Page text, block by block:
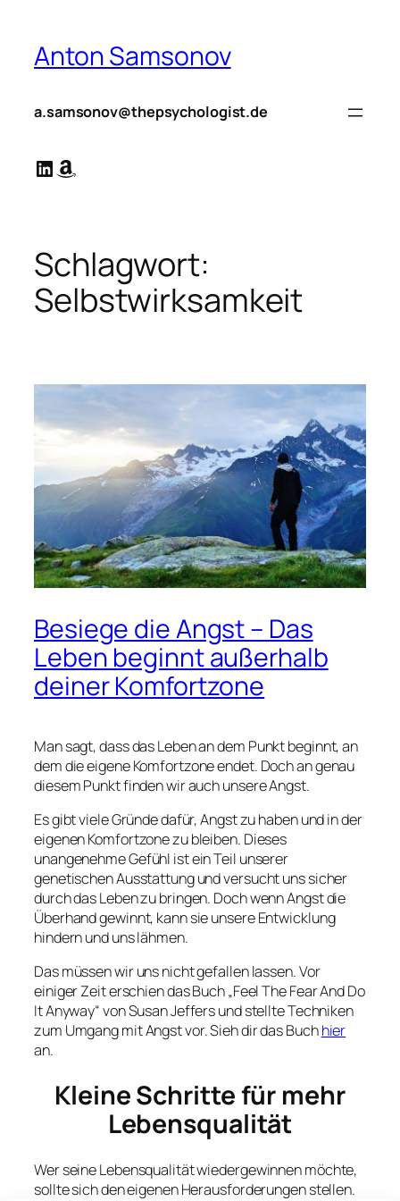
springen
Anton Samsonov
a.samsonov@thepsychologist.de
LinkedIn
Amazon
Schlagwort:
Selbstwirksamkeit
Besiege die Angst – Das
Leben beginnt außerhalb
deiner Komfortzone
Man sagt, dass das Leben an dem Punkt beginnt, an
dem die eigene Komfortzone endet. Doch an genau
diesem Punkt finden wir auch unsere Angst.
Es gibt viele Gründe dafür, Angst zu haben und in der
eigenen Komfortzone zu bleiben. Dieses
unangenehme Gefühl ist ein Teil unserer
genetischen Ausstattung und versucht uns sicher
durch das Leben zu bringen. Doch wenn Angst die
Überhand gewinnt, kann sie unsere Entwicklung
hindern und uns lähmen.
Das müssen wir uns nicht gefallen lassen. Vor
einiger Zeit erschien das Buch „Feel The Fear And Do
It Anyway“ von Susan Jeffers und stellte Techniken
zum Umgang mit Angst vor. Sieh dir das Buchhier
an.
Kleine Schritte für mehr
Lebensqualität
Wer seine Lebensqualität wiedergewinnen möchte,
sollte sich den eigenen Herausforderungen stellen.